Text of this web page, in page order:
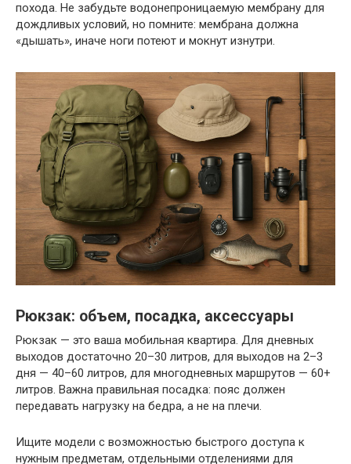
похода. Не забудьте водонепроницаемую мембрану для
дождливых условий, но помните: мембрана должна
«дышать», иначе ноги потеют и мокнут изнутри.
Рюкзак: объем, посадка, аксессуары
Рюкзак — это ваша мобильная квартира. Для дневных
выходов достаточно 20–30 литров, для выходов на 2–3
дня — 40–60 литров, для многодневных маршрутов — 60+
литров. Важна правильная посадка: пояс должен
передавать нагрузку на бедра, а не на плечи.
Ищите модели с возможностью быстрого доступа к
нужным предметам, отдельными отделениями для